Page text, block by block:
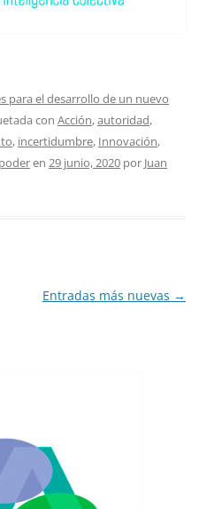
para el desarrollo de un nuevo
con Acción,autoridad,
, incertidumbre, Innovación,
poderen 29 junio, 2020 por Juan
Entradas más nuevas →